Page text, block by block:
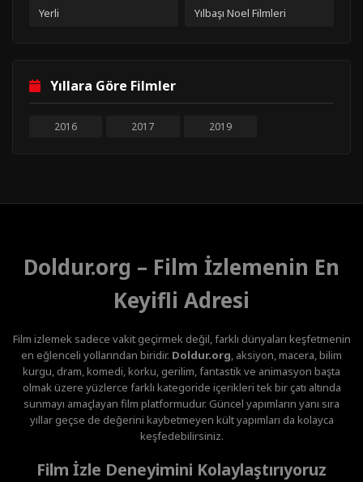
Yerli Yılbaşı Noel Filmleri
Yıllara Göre Filmler
2016 2017 2019
Doldur.org – Film İzlemenin En
Keyifli Adresi
Film izlemek sadece vakit geçirmek değil, farklı dünyaları keşfetmenin
en eğlenceli yollarından biridir. Doldur.org, aksiyon, macera, bilim
kurgu, dram, komedi, korku, gerilim, fantastik ve animasyon başta
olmak üzere yüzlerce farklı kategoride içerikleri tek bir çatı altında
sunmayı amaçlayan film platformudur. Güncel yapımların yanı sıra
yıllar geçse de değerini kaybetmeyen kült yapımları da kolayca
keşfedebilirsiniz.
Film İzle Deneyimini Kolaylaştırıyoruz